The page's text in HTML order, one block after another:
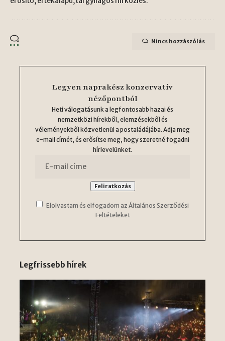
Nincs hozzászólás
Legyen naprakész konzervatív
nézőpontból
Heti válogatásunk a legfontosabb hazai és
nemzetközi hírekből, elemzésekből és
véleményekből közvetlenül a postaládájába. Adja meg
e-mail címét, és erősítse meg, hogy szeretné fogadni
hírlevelünket.
Elolvastam és elfogadom az Általános Szerződési
Feltételeket
Legfrissebb hírek